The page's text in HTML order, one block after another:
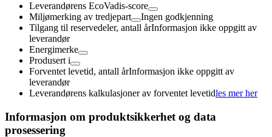
Leverandørens EcoVadis-score
Miljømerking av tredjepart
Ingen godkjenning
Tilgang til reservedeler, antall årInformasjon ikke oppgitt av
leverandør
Energimerke
Produsert i
Forventet levetid, antall årInformasjon ikke oppgitt av
leverandør
Leverandørens kalkulasjoner av forventet levetidles mer her
Informasjon om produktsikkerhet og data
prosessering